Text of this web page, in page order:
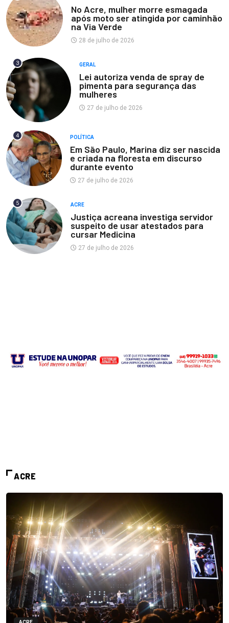
No Acre, mulher morre esmagada
após moto ser atingida por caminhão
na Via Verde
28 de julho de 2026
3 GERAL
Lei autoriza venda de spray de
pimenta para segurança das
mulheres
27 de julho de 2026
4 POLÍTICA
Em São Paulo, Marina diz ser nascida
e criada na floresta em discurso
durante evento
27 de julho de 2026
5 ACRE
Justiça acreana investiga servidor
suspeito de usar atestados para
cursar Medicina
27 de julho de 2026
ACRE